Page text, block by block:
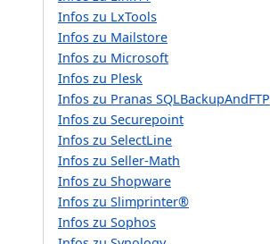
Infos zu LxTools
Infos zu Mailstore
Infos zu Microsoft
Infos zu Plesk
Infos zu Pranas SQLBackupAndFTP
Infos zu Securepoint
Infos zu SelectLine
Infos zu Seller-Math
Infos zu Shopware
Infos zu Slimprinter®
Infos zu Sophos